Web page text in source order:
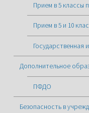
Прием в 5 классы
Прием в 5 и 10
Государственная
Дополнительное
ПФДО
Безопасность в